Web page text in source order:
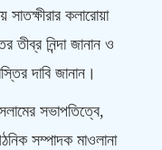
কলারোয়া
নিন্দা জানান ও
দাবি জানান।
সভাপতিত্বে,
সম্পাদক মাওলানা